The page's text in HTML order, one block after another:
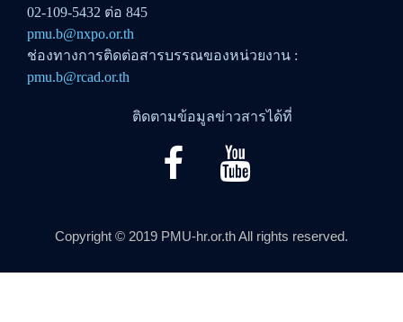
02-109-5432 ต่อ 845
pmu.b@nxpo.or.th
ช่องทางการติดต่อสารบรรณของหน่วยงาน :
pmu.b@rcad.or.th
ติดตามข้อมูลข่าวสารได้ที่
Copyright © 2019 PMU-hr.or.th All rights reserved.